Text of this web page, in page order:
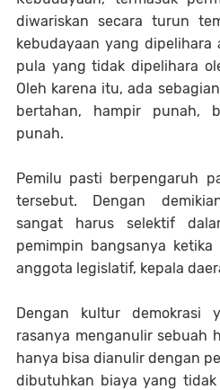
diwariskan secara turun
kebudayaan yang dipelihara
pula yang tidak dipelihara
Oleh karena itu, ada
bertahan, hampir punah,
punah.
Pemilu pasti berpengaruh
tersebut. Dengan
sangat harus selektif
pemimpin bangsanya
anggota legislatif, kepala
Dengan kultur demokrasi
rasanya menganulir sebuah
hanya bisa dianulir dengan
dibutuhkan biaya yang